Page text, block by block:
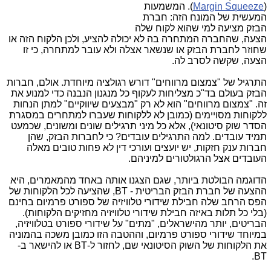
(
Margin Squeeze). המשמעות
המעשית של המונח הזה: חברת
הבזק מציעה למי שהוא לקוח שלה
הצעה, שהחברה המתחרה בה לא יכולה להציע, ולכן הלקוח הזה או
שחוזר לחברת הבזק או שנשאר אצלה ולא עובר למתחרה, כי זו
הצעה, שקשה לסרב לה.
התרגיל של "צמצום מרווחים" דורש רגולציה מיוחדת. אולם, חברות
הבזק בעולם בד"כ מצליחות לעקוף כל מנגנון הנבנה כדי למנוע את
זה. "צמצום מרווחים" הוא לא רק "מבצעים שיווקיים" למתן הנחות
ללקוחות מסויימים (כמובן לא ללקוחות שעברו למתחרים במסגרת
הסדר שוק סיטונאי), אלא כל מיני תרגילים שונים ומשונים, שכמעט
תמיד עובדים. למה התרגילים עובדים? כי לחברות הבזק, שהן
חברות ענק חזקות, יש יועצים ועורכי דין לא פחות טובים מאלה
העובדים אצל הרגולטורים למיניהם.
הדוגמה הבולטת ביותר, שגם הצגנו אותה באחד מהמאמרים, היא
ההצעה של חברת הבזק הבריטית - BT, שהציעה לכל הלקוחות של
הפס הרחב שלה חבילת שידורי טלוויזיה של ספורט פרמיום בחינם
(בלי כל תלות באיזה חבילת שידורי טלוויזיה מחזיקים הלקוחות).
הבריטים, יותר מהישראלים, "מתים" על שידורי ספורט בטלוויזיה,
במיוחד שידורי ספורט פרמיום, וההטבה הזו כמובן משכה בהמוניה
את הלקוחות של השוק הסיטונאי שם, לחזור ל-BT או להישאר ב-
BT.